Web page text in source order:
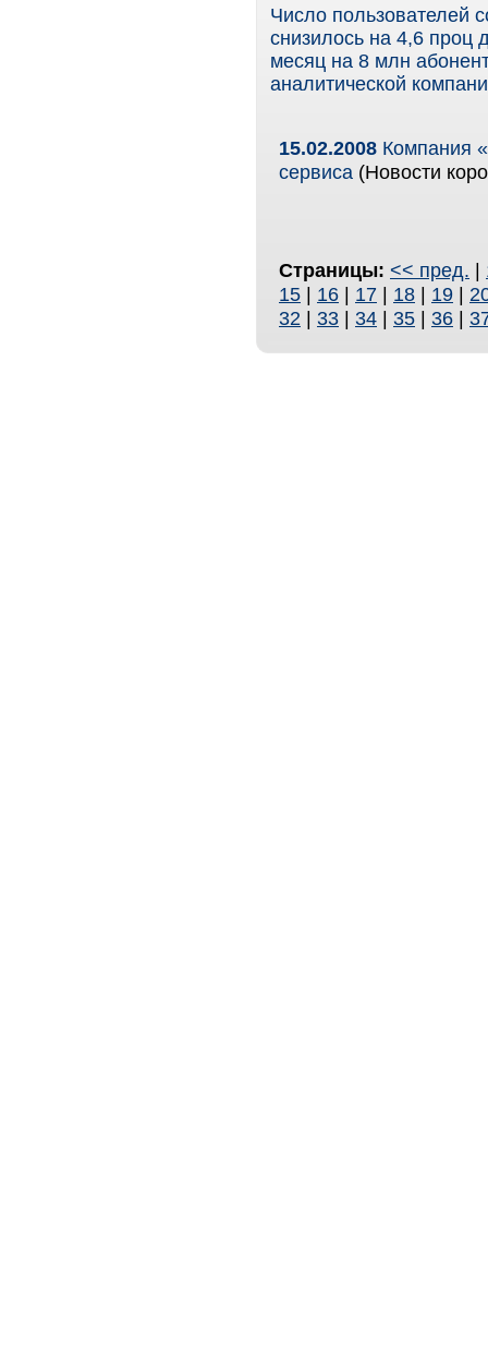
Число пользователей
снизилось на 4,6 проц
месяц на 8 млн
аналитической
15.02.2008 Компания
сервиса (Новости
Страницы: << пред. |
15 | 16 | 17 | 18 | 19 |
32 | 33 | 34 | 35 | 36 |